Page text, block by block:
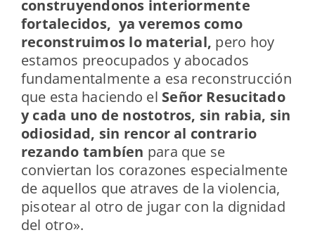
construyendonos interiormente
fortalecidos, ya veremos como
reconstruimos lo material, pero hoy
estamos preocupados y abocados
fundamentalmente a esa reconstrucción
que esta haciendo el Señor Resucitado
y cada uno de nostotros, sin rabia, sin
odiosidad, sin rencor al contrario
rezando tambíen para que se
conviertan los corazones especialmente
de aquellos que atraves de la violencia,
pisotear al otro de jugar con la dignidad
del otro».